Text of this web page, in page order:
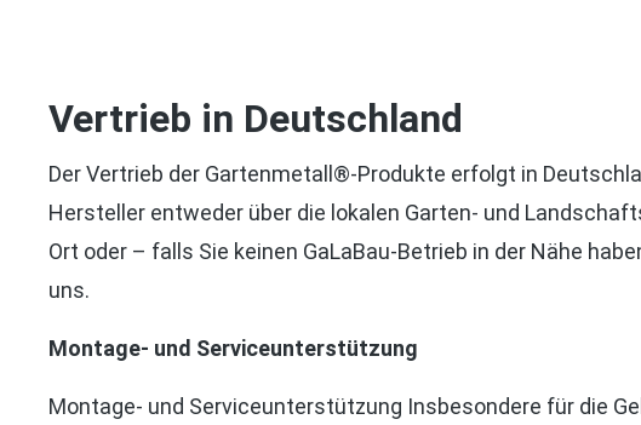
Vertrieb in Deutschland
Der Vertrieb der Gartenmetall®-Produkte erfolgt in
Hersteller entweder über die lokalen Garten- und
Ort oder – falls Sie keinen GaLaBau-Betrieb in der Nähe
uns.
Montage- und Serviceunterstützung
Montage- und Serviceunterstützung Insbesondere für die